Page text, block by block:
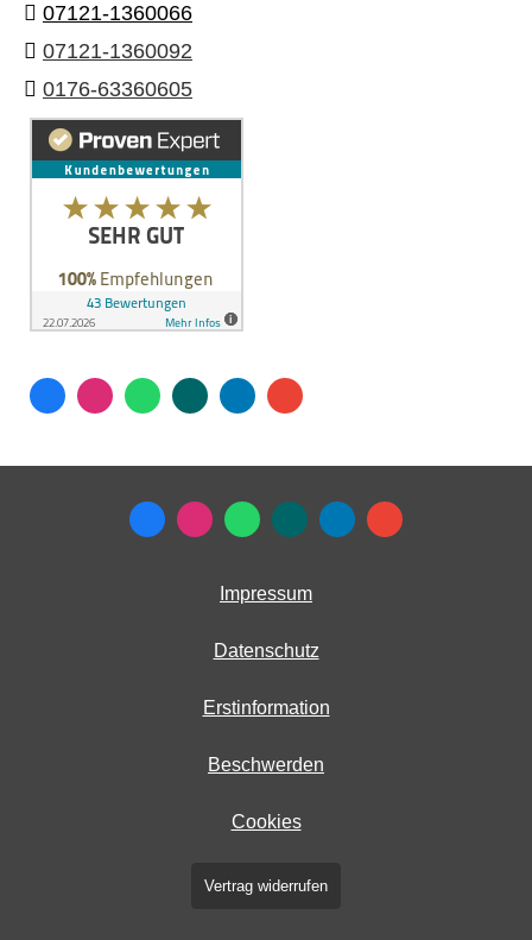
07121-1360066
07121-1360092
0176-63360605
Impressum
Datenschutz
Erstinformation
Beschwerden
Cookies
Vertrag widerrufen